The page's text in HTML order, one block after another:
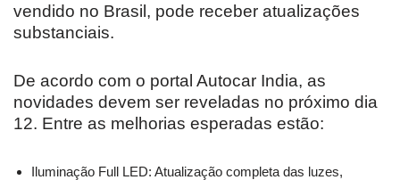
vendido no Brasil, pode receber atualizações
substanciais.
De acordo com o portal Autocar India, as
novidades devem ser reveladas no próximo dia
12. Entre as melhorias esperadas estão:
Iluminação Full LED: Atualização completa das luzes,